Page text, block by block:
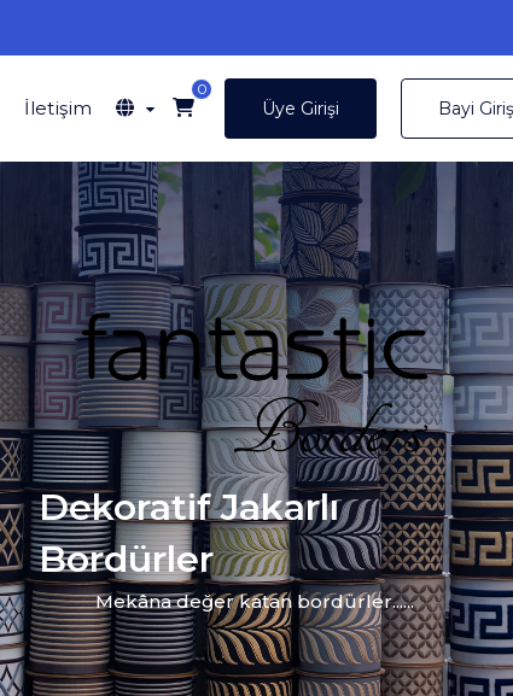
İletişim
0
Üye Girişi Bayi
Dekoratif Jakarlı
Bordürler
Mekâna değer katan bordürler......